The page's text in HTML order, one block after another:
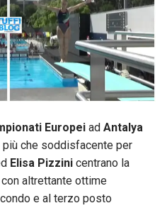
Europei ad Antalya
più che soddisfacente per
Elisa Pizzini centrano la
altrettante ottime
e al terzo posto